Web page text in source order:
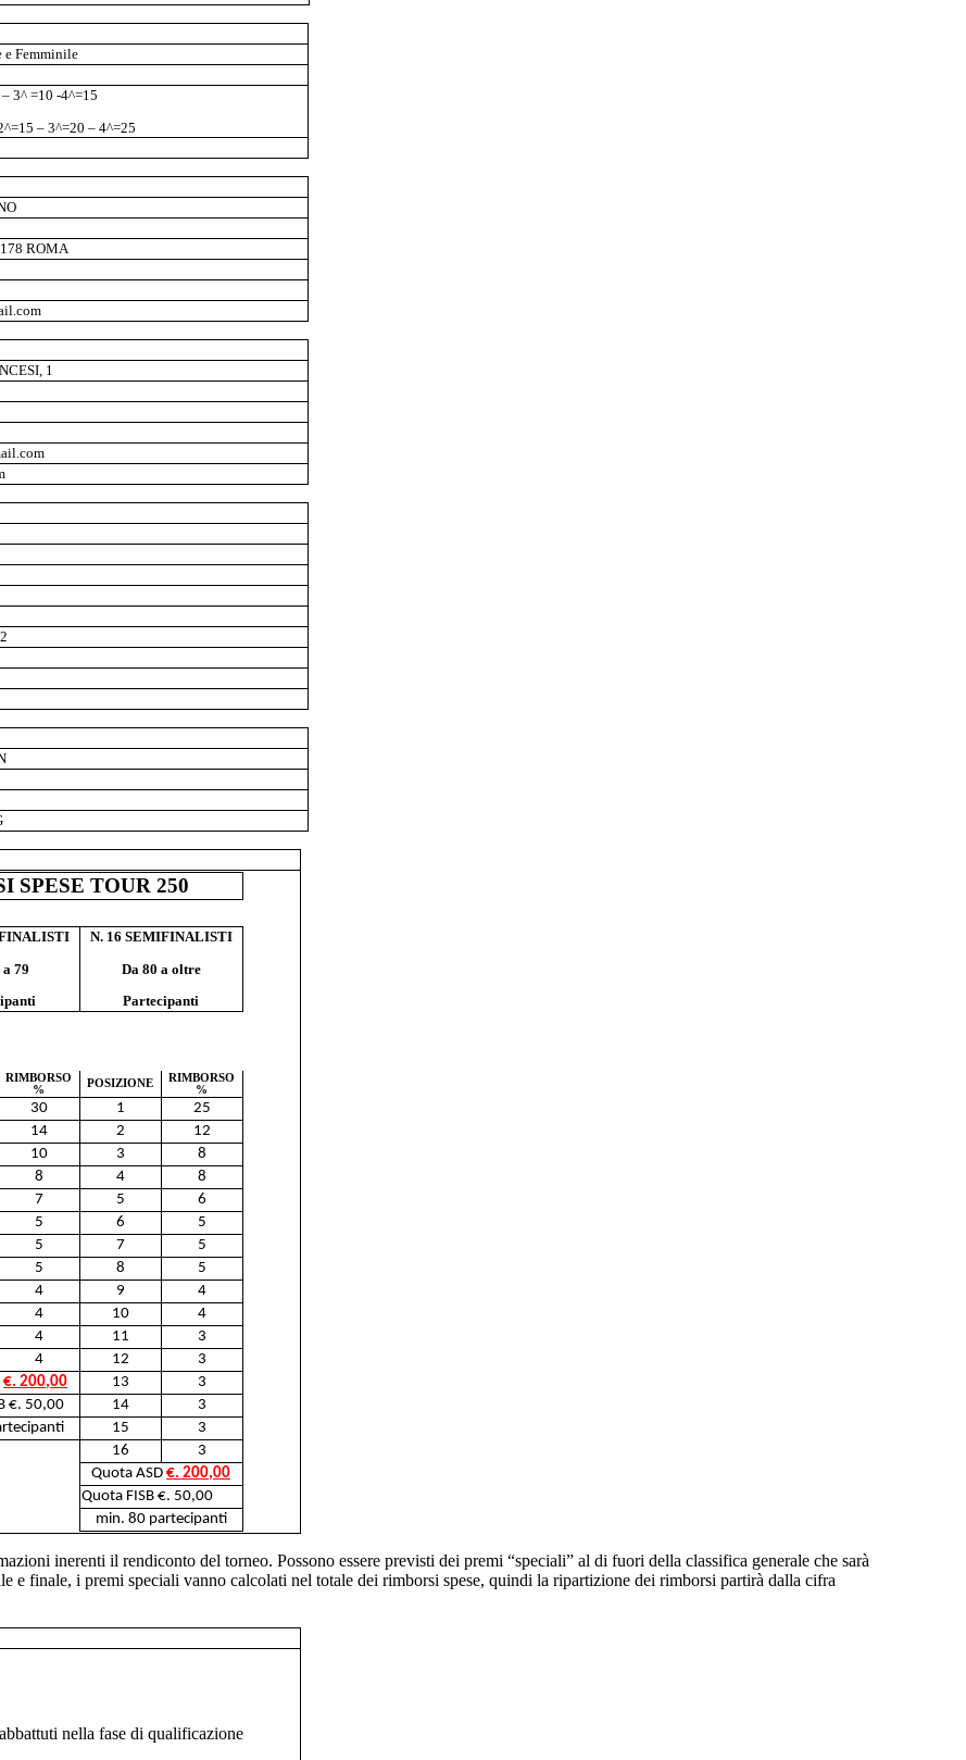
e Femminile
3^ =10 -4^=15
– 3^=20 – 4^=25
ROMA
1
SPESE TOUR 250
79
N. 16 SEMIFINALISTI
Da 80 a oltre
Partecipanti
RIMBORSO
%
POSIZIONE
RIMBORSO
%
30 1
25
14 2
12
10 3
8
8 4
8
7 5
6
5 6
5
5 7
5
5 8
5
4 9
4
4 10
4
4 11
3
4 12
3
€. 200,00 13
3
€. 50,00
14
3
15 3
16
3
Quota ASD€. 200,00
Quota FISB €. 50,00
min. 80 partecipanti
inerenti il rendiconto del torneo. Possono essere previsti dei premi “speciali” al di fuori della classifica generale che sarà
e finale, i premi speciali vanno calcolati nel totale dei rimborsi spese, quindi la ripartizione dei rimborsi partirà dalla cifra
nella fase di qualificazione